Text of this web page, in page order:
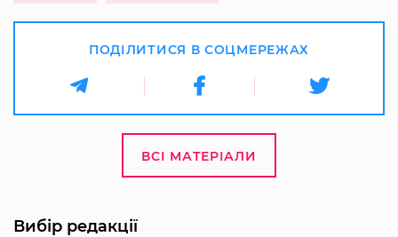
ПОДІЛИТИСЯ В СОЦМЕРЕЖАХ
ВСІ МАТЕРІАЛИ
Вибір редакції